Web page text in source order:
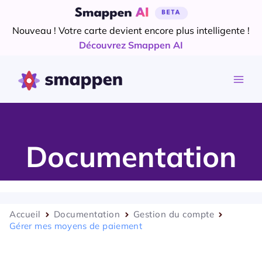
Nouveau ! Votre carte devient encore plus intelligente !
Découvrez Smappen AI
contenu
Documentation
Accueil Documentation
Gestion du compte
Gérer mes moyens de paiement